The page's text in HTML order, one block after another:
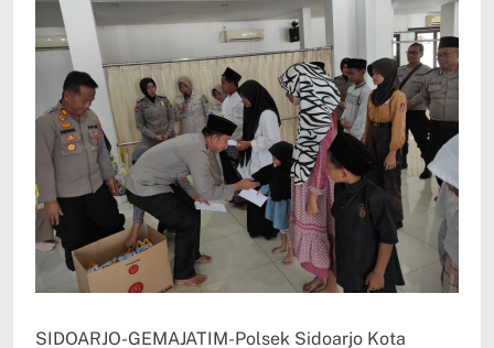
SIDOARJO-GEMAJATIM-Polsek Sidoarjo Kota